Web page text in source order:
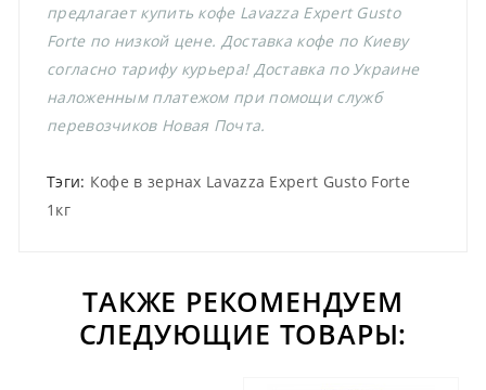
предлагает купить кофе Lavazza Expert Gusto
Forte по низкой цене. Доставка кофе по Киеву
согласно тарифу курьера! Доставка по Украине
наложенным платежом при помощи служб
перевозчиков Новая Почта.
Тэги: Кофе в зернах Lavazza Expert Gusto Forte
1кг
ТАКЖЕ РЕКОМЕНДУЕМ
СЛЕДУЮЩИЕ ТОВАРЫ: